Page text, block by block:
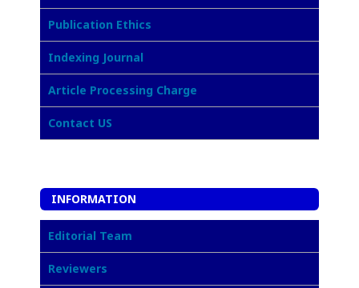
Publication Ethics
Indexing Journal
Article Processing Charge
Contact US
INFORMATION
Editorial Team
Reviewers